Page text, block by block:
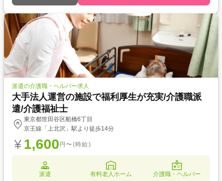
派遣の介護職・ヘルパー求人
大手法人運営の施設で福利厚生が充実/介護職派
遣/介護福祉士
東京都世田谷区船橋6丁目
京王線「上北沢」駅より徒歩14分
1,600 円〜(時給)
派遣 有料老人ホーム 介護職・ヘルパー